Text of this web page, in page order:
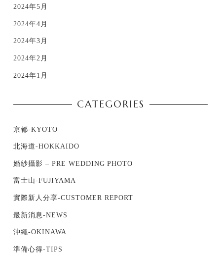
2024年5月
2024年4月
2024年3月
2024年2月
2024年1月
CATEGORIES
京都-KYOTO
北海道-HOKKAIDO
婚紗攝影 – PRE WEDDING PHOTO
富士山-FUJIYAMA
實際新人分享-CUSTOMER REPORT
最新消息-NEWS
沖繩-OKINAWA
準備心得-TIPS